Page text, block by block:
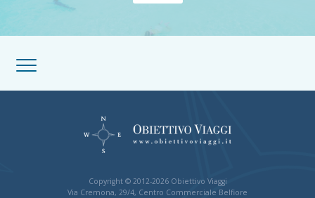
SERVIZIO CLIENTI
Copyright © 2012-2026 Obiettivo Viaggi
Via Cremona, 29/4, Centro Commerciale Belfiore